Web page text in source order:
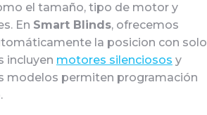
el tamaño, tipo de motor y
En Smart Blinds, ofrecemos
la posicion con solo
incluyen motores silenciosos y
modelos permiten programación